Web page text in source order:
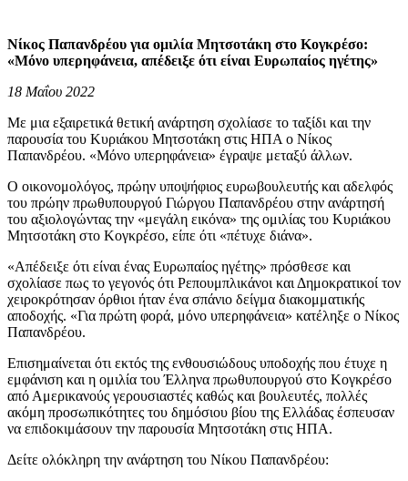
Νίκος Παπανδρέου για ομιλία Μητσοτάκη στο Κογκρέσο:
«Μόνο υπερηφάνεια, απέδειξε ότι είναι Ευρωπαίος ηγέτης»
18 Μαΐου 2022
Με μια εξαιρετικά θετική ανάρτηση σχολίασε το ταξίδι και την
παρουσία του Κυριάκου Μητσοτάκη στις ΗΠΑ ο Νίκος
Παπανδρέου. «Μόνο υπερηφάνεια» έγραψε μεταξύ άλλων.
Ο οικονομολόγος, πρώην υποψήφιος ευρωβουλευτής και αδελφός
του πρώην πρωθυπουργού Γιώργου Παπανδρέου στην ανάρτησή
του αξιολογώντας την «μεγάλη εικόνα» της ομιλίας του Κυριάκου
Μητσοτάκη στο Κογκρέσο, είπε ότι «πέτυχε διάνα».
«Απέδειξε ότι είναι ένας Ευρωπαίος ηγέτης» πρόσθεσε και
σχολίασε πως το γεγονός ότι Ρεπουμπλικάνοι και Δημοκρατικοί τον
χειροκρότησαν όρθιοι ήταν ένα σπάνιο δείγμα διακομματικής
αποδοχής. «Για πρώτη φορά, μόνο υπερηφάνεια» κατέληξε ο Νίκος
Παπανδρέου.
Επισημαίνεται ότι εκτός της ενθουσιώδους υποδοχής που έτυχε η
εμφάνιση και η ομιλία του Έλληνα πρωθυπουργού στο Κογκρέσο
από Αμερικανούς γερουσιαστές καθώς και βουλευτές, πολλές
ακόμη προσωπικότητες του δημόσιου βίου της Ελλάδας έσπευσαν
να επιδοκιμάσουν την παρουσία Μητσοτάκη στις ΗΠΑ.
Δείτε ολόκληρη την ανάρτηση του Νίκου Παπανδρέου: